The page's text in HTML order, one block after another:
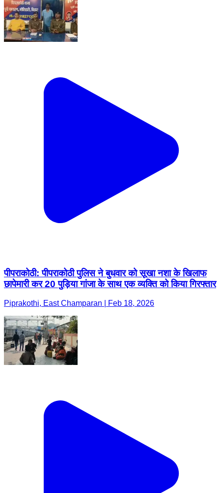
पीपराकोठी: पीपराकोठी पुलिस ने बुधवार को सूखा नशा के खिलाफ
छापेमारी कर 20 पुड़िया गांजा के साथ एक व्यक्ति को किया गिरफ्तार
Piprakothi, East Champaran | Feb 18, 2026